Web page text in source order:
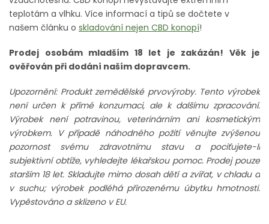
teplotám a vlhku. Více informací a tipů se dočtete v
našem článku o skladování nejen CBD konopí!
Prodej osobám mladším 18 let je zakázán! Věk je
ověřován při dodání naším dopravcem.
Upozornění: Produkt zemědělské prvovýroby. Tento výrobek
není určen k přímé konzumaci, ale k dalšímu zpracování.
Výrobek není potravinou, veterinárním ani kosmetickým
výrobkem. V případě náhodného požití věnujte zvýšenou
pozornost svému zdravotnímu stavu a pociťujete-li
subjektivní obtíže, vyhledejte lékařskou pomoc. Prodej pouze
starším 18 let. Skladujte mimo dosah dětí a zvířat, v chladu a
v suchu; výrobek podléhá přirozenému úbytku hmotnosti.
Vypěstováno a sklizeno v EU.